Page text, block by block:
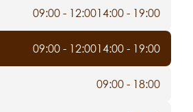
09:00 - 12:0014:00 - 19:00
09:00 - 12:0014:00 - 19:00
09:00 - 18:00